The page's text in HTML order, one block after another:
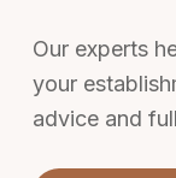
Our experts
your
advice and